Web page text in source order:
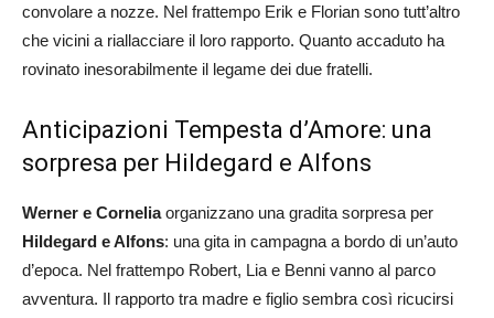
convolare a nozze. Nel frattempo Erik e Florian sono tutt’altro
che vicini a riallacciare il loro rapporto. Quanto accaduto ha
rovinato inesorabilmente il legame dei due fratelli.
Anticipazioni Tempesta d’Amore: una
sorpresa per Hildegard e Alfons
Werner e Corneliaorganizzano una gradita sorpresa per
Hildegard e Alfons: una gita in campagna a bordo di un’auto
d’epoca. Nel frattempo Robert, Lia e Benni vanno al parco
avventura. Il rapporto tra madre e figlio sembra così ricucirsi